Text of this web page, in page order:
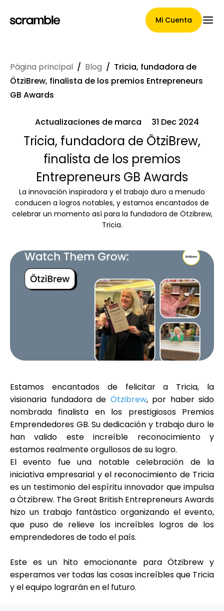
Mi Cuenta
Página Principal
Términos de asignación de
reclamaciones
Galería de marcas
Calculadoras
Historial de Rondas
Contáctenos
Ayuda
Mi Cuenta
Obtener financiación
Página principal / Blog / Tricia, fundadora de
ÖtziBrew, finalista de los premios Entrepreneurs
GB Awards
Actualizaciones de marca 31 Dec 2024
Tricia, fundadora de ÖtziBrew,
finalista de los premios
Entrepreneurs GB Awards
La innovación inspiradora y el trabajo duro a menudo
conducen a logros notables, y estamos encantados de
celebrar un momento así para la fundadora de Ötzibrew,
Tricia.
Estamos encantados de felicitar a Tricia, la
visionaria fundadora de Ötzibrew, por haber sido
nombrada finalista en los prestigiosos Premios
Emprendedores GB. Su dedicación y trabajo duro le
han valido este increíble reconocimiento y
estamos realmente orgullosos de su logro.
El evento fue una notable celebración de la
iniciativa empresarial y el reconocimiento de Tricia
es un testimonio del espíritu innovador que impulsa
a Ötzibrew. The Great British Entrepreneurs Awards
hizo un trabajo fantástico organizando el evento,
que puso de relieve los increíbles logros de los
emprendedores de todo el país.
Este es un hito emocionante para Ötzibrew y
esperamos ver todas las cosas increíbles que Tricia
y el equipo lograrán en el futuro.